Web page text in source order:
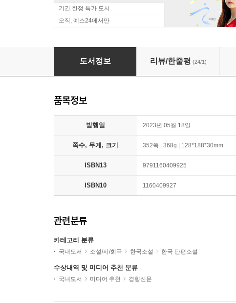
기간 한정 특가 도서
오직, 예스24에서만
바늘 끝에 사람이
도서정보 리뷰/한줄평 (24/1)
품목정보
발행일 2023년 05월 18일
쪽수, 무게, 크기 352쪽 | 368g | 128*188*30mm
ISBN13 9791160409925
ISBN10 1160409927
관련분류
카테고리 분류
국내도서 소설/시/희곡 한국소설 한국 단편소설
수상내역 및 미디어 추천 분류
국내도서 미디어 추천 경향신문